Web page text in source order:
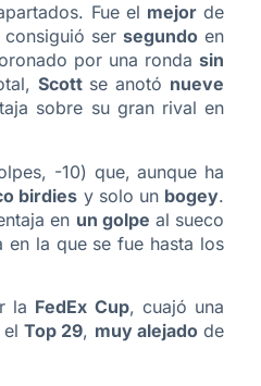
Fue el mejorde
ser segundoen
por una rondasin
Scottse anotó nueve
sobre su gran rival en
-10) que, aunque ha
birdies y solo un bogey.
en un golpe al sueco
la que se fue hasta los
la FedEx Cup, cuajó una
elTop 29, muy alejadode